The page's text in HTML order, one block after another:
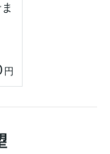
円